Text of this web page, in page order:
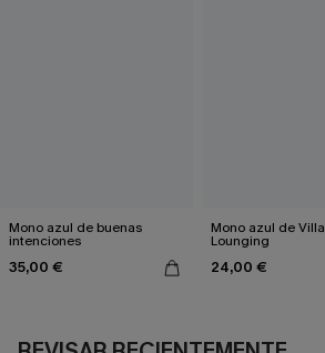
Mono azul de buenas
intenciones
35,00 €
Mono azul de Villa
Lounging
24,00 €